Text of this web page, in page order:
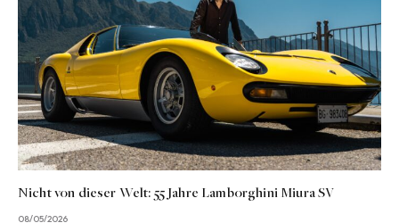
Nicht von dieser Welt: 55 Jahre Lamborghini Miura SV
08/05/2026